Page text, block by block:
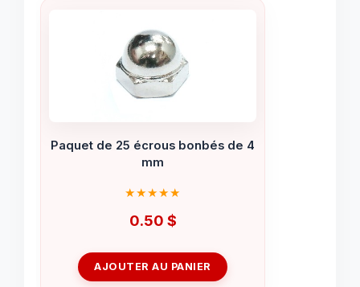
Paquet de 25 écrous bonbés de 4
mm
0.50 $
AJOUTER AU PANIER